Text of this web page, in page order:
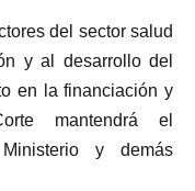
del sector salud
y al desarrollo del
en la financiación y
mantendrá el
y demás